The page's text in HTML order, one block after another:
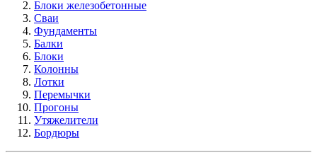
Блоки железобетонные
Сваи
Фундаменты
Балки
Блоки
Колонны
Лотки
Перемычки
Прогоны
Утяжелители
Бордюры